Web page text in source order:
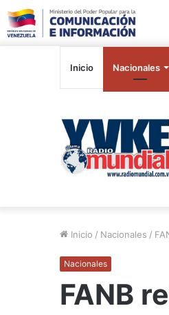
Inicio Nacionales
Inicio / Nacionales /
Nacionales
FANB